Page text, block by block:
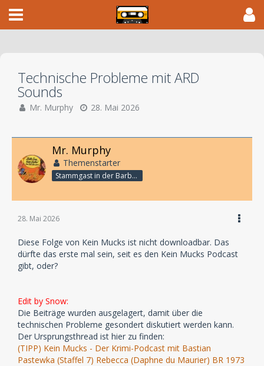
Technische Probleme mit ARD
Sounds
Mr. Murphy 28. Mai 2026
Mr. Murphy
Themenstarter
Stammgast in der Barbarabar
28. Mai 2026
Diese Folge von Kein Mucks ist nicht downloadbar. Das
dürfte das erste mal sein, seit es den Kein Mucks Podcast
gibt, oder?
Edit by Snow:
Die Beiträge wurden ausgelagert, damit über die
technischen Probleme gesondert diskutiert werden kann.
Der Ursprungsthread ist hier zu finden:
(TIPP) Kein Mucks - Der Krimi-Podcast mit Bastian
Pastewka (Staffel 7) Rebecca (Daphne du Maurier) BR 1973